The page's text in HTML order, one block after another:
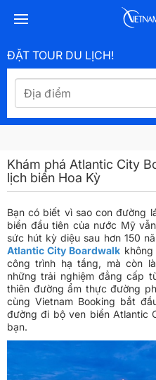
ĐẶT TOUR DU LỊCH!
Khám phá Atlantic City
lịch biển Hoa Kỳ
Bạn có biết vì sao con đường
biển đầu tiên của nước Mỹ
sức hút kỳ diệu sau hơn 150
Atlantic City Boardwalk
công trình hạ tầng, mà còn
những trải nghiệm đẳng cấp
thiên đường ẩm thực đường
cùng Vietnam Booking bắt
đường đi bộ ven biển Atlantic
bạn.